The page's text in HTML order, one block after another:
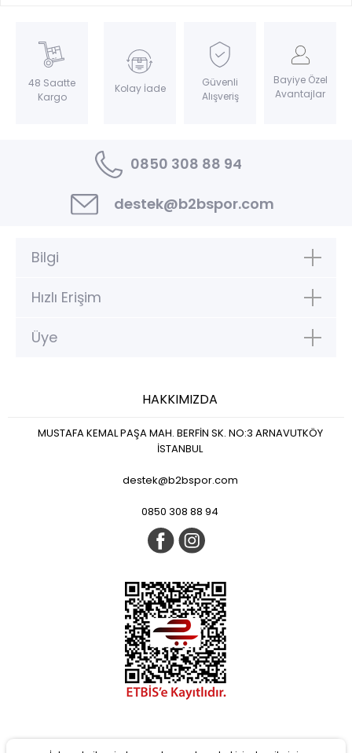
48 Saatte
Kargo
Kolay İade
Güvenli
Alışveriş
Bayiye Özel
Avantajlar
0850 308 88 94
destek@b2bspor.com
Bilgi
Hızlı Erişim
Üye
HAKKIMIZDA
MUSTAFA KEMAL PAŞA MAH. BERFİN SK. NO:3 ARNAVUTKÖY
İSTANBUL
destek@b2bspor.com
0850 308 88 94